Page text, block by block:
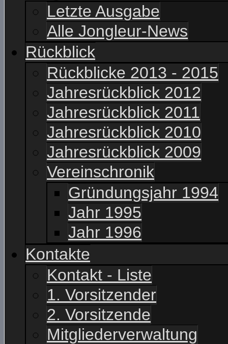
Letzte Ausgabe
Alle Jongleur-News
Rückblick
Rückblicke 2013 - 2015
Jahresrückblick 2012
Jahresrückblick 2011
Jahresrückblick 2010
Jahresrückblick 2009
Vereinschronik
Gründungsjahr 1994
Jahr 1995
Jahr 1996
Kontakte
Kontakt - Liste
1. Vorsitzender
2. Vorsitzende
Mitgliederverwaltung